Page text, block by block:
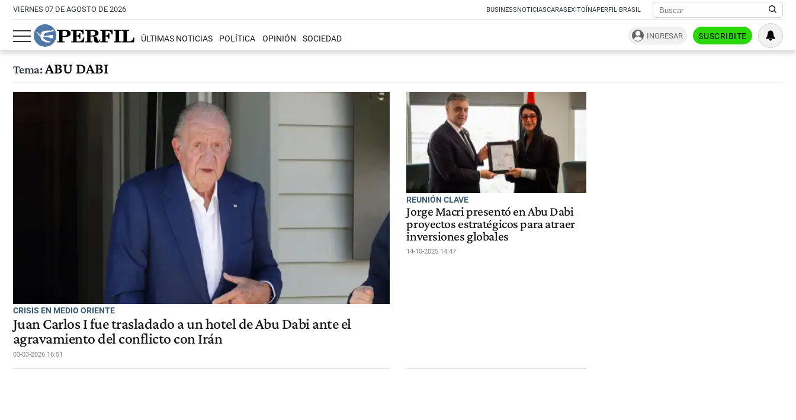
VIERNES 07 DE AGOSTO DE 2026 BUSINESSNOTICIASCARASEXITOÍNAPERFIL BRASIL
ÚLTIMAS NOTICIAS POLÍTICA OPINIÓN SOCIEDAD INGRESAR SUSCRIBITE
Tema:ABU DABI
CRISIS EN MEDIO ORIENTE
Juan Carlos I fue trasladado a un hotel de Abu Dabi ante el
agravamiento del conflicto con Irán
03-03-2026 16:51
REUNIÓN CLAVE
Jorge Macri presentó en Abu Dabi
proyectos estratégicos para atraer
inversiones globales
14-10-2025 14:47